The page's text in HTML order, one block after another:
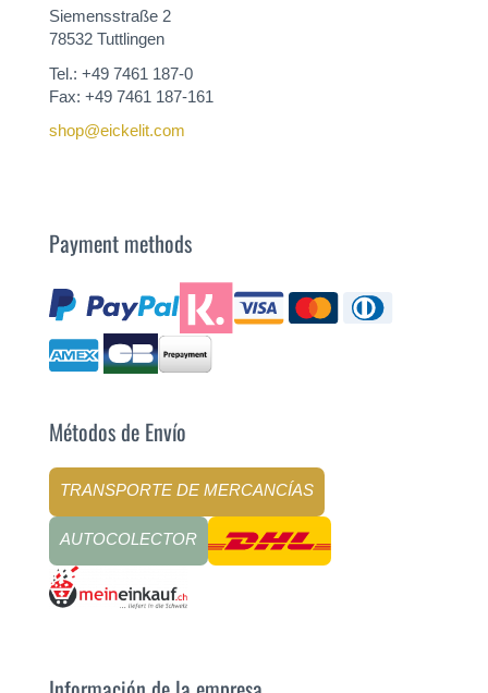
Siemensstraße 2
78532 Tuttlingen
Tel.: +49 7461 187-0
Fax: +49 7461 187-161
shop@eickelit.com
Payment methods
Métodos de Envío
TRANSPORTE DE MERCANCÍAS
AUTOCOLECTOR